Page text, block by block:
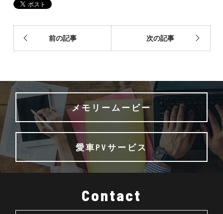
前の記事 次の記事
メモリームービー
愛車PVサービス
Contact